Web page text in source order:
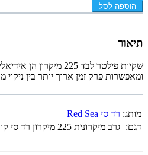
הוספה לסל
תיאור
שקיות פילטר לבד 225
ומאפשרות פרק זמן ארוך יותר בין ניקוי מאשר
מותג: רד סי Red Sea
דגם: גרב מיקרונית 225 מיקרון רד סי קוטר 10 ס